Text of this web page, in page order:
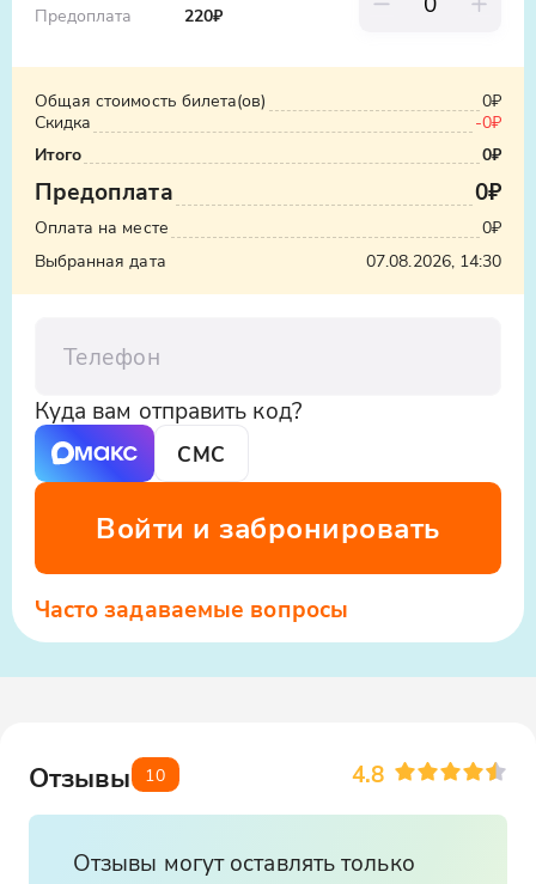
Предоплата
220₽
Общая стоимость билета(ов)
0₽
Скидка
-0₽
Итого
0₽
Предоплата 0₽
Оплата на месте
0₽
Выбранная дата
07.08.2026, 14:30
Куда вам отправить код?
СМС
Войти и забронировать
Часто задаваемые вопросы
Отзывы 10 4.8
Отзывы могут оставлять только